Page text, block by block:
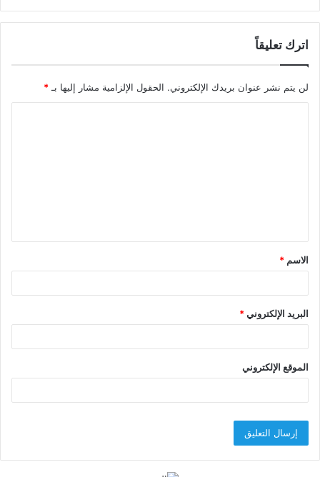
اترك تعليقاً
لن يتم نشر عنوان بريدك الإلكتروني. الحقول الإلزامية مشار إليها بـ *
ق
*
الاسم *
البريد الإلكتروني*
الموقع الإلكتروني